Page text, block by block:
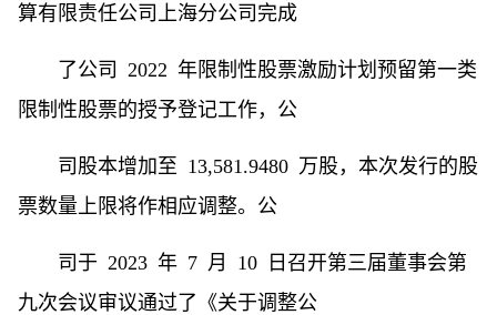
算有限责任公司上海分公司完成
了公司 2022 年限制性股票激励计划预留第一类
限制性股票的授予登记工作，公
司股本增加至 13,581.9480 万股，本次发行的股
票数量上限将作相应调整。公
司于 2023 年 7 月 10 日召开第三届董事会第
九次会议审议通过了《关于调整公